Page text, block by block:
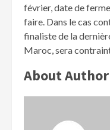
février, date de
faire. Dans le cas
finaliste de la
Maroc, sera
About Author